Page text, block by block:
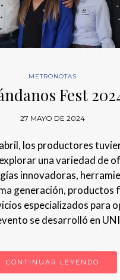
METRONOTAS
Fest
27 MAYO DE 2024
los productores
una variedad de
innovadoras,
generación, productos
especializados para
se desarrolló en
CONTINUAR LEYENDO